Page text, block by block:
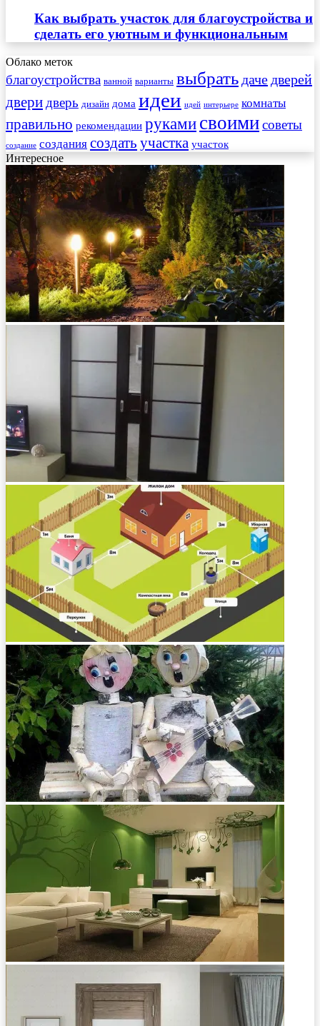
Как выбрать участок для благоустройства и
сделать его уютным и функциональным
Облако меток
благоустройства ванной варианты выбрать даче дверей
двери дверь дизайн дома идеи идей интерьере комнаты
правильно рекомендации руками своимисоветы
создание создания создать участка участок
Интересное